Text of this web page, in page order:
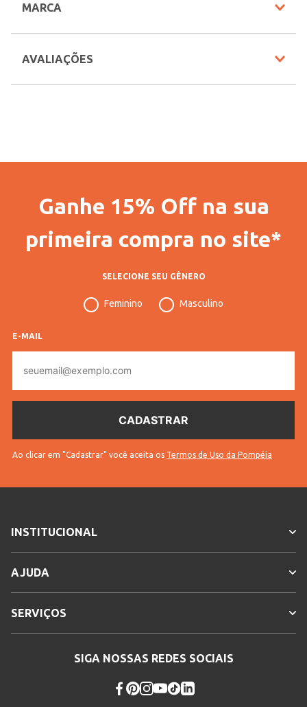
Vendido Por
Idade Adulto
Cores Azul
MARCA
AVALIAÇÕES
Ganhe 15% Off na sua
primeira compra no site*
SELECIONE SEU GÊNERO
Feminino Masculino
E-MAIL
mail
Ao clicar em "Cadastrar" você aceita os Termos de Uso da Pompéia
INSTITUCIONAL
AJUDA
SERVIÇOS
SIGA NOSSAS REDES SOCIAIS